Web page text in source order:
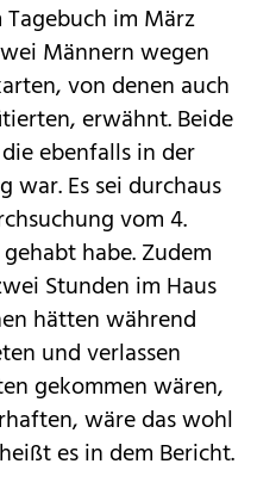
im März
Männern wegen
von denen auch
erwähnt. Beide
ebenfalls in der
war. Es sei durchaus
vom 4.
habe. Zudem
Stunden im Haus
hätten während
und verlassen
gekommen wären,
wäre das wohl
es in dem Bericht.